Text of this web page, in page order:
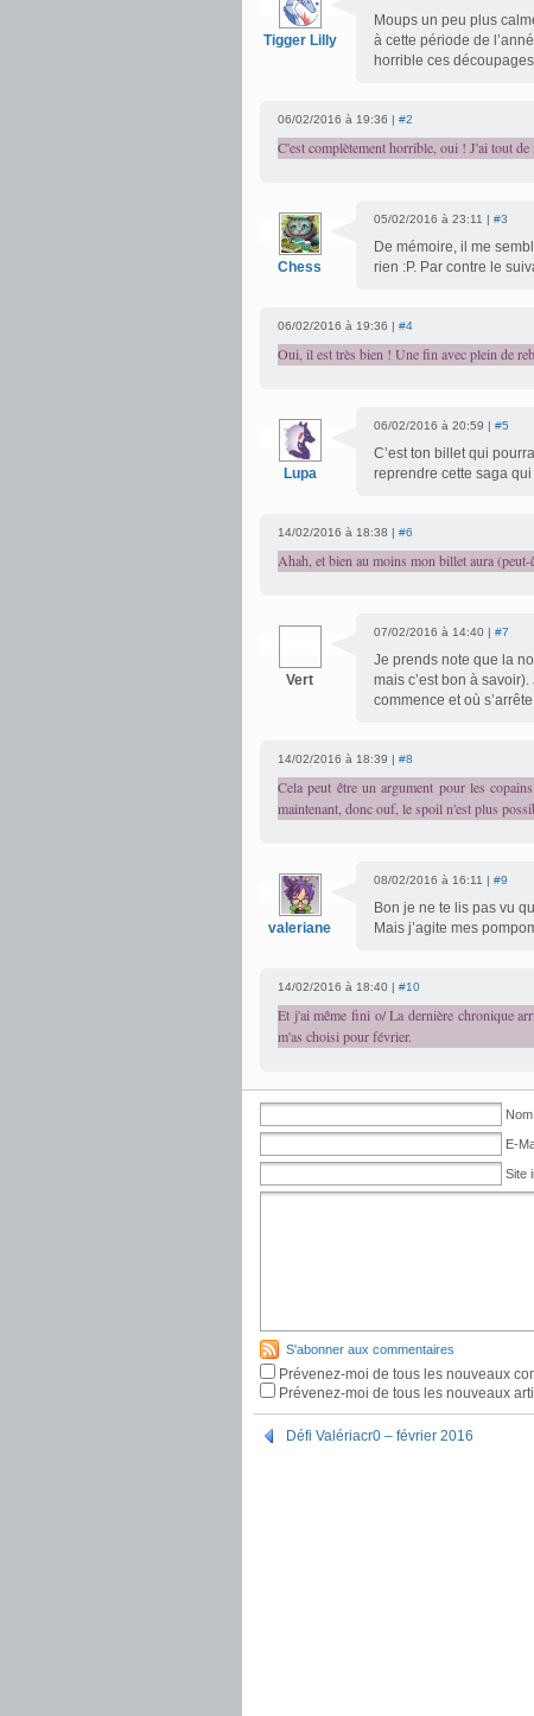
Tigger Lilly
Moups un peu plus
à cette période de
horrible ces
06/02/2016 à 19:36 | #2
C'est complètement horrible, oui ! J'ai tout de
Chess
05/02/2016 à 23:11 | #3
De mémoire, il me
rien :P. Par contre le
06/02/2016 à 19:36 | #4
Oui, il est très bien ! Une fin avec plein de
Lupa
06/02/2016 à 20:59 | #5
C’est ton billet qui
reprendre cette saga
14/02/2016 à 18:38 | #6
Ahah, et bien au moins mon billet aura
Vert
07/02/2016 à 14:40 | #7
Je prends note que la
mais c’est bon à
commence et où
14/02/2016 à 18:39 | #8
Cela peut être un argument pour les
maintenant, donc ouf, le spoil n'est plus
valeriane
08/02/2016 à 16:11 | #9
Bon je ne te lis pas vu
Mais j’agite mes
14/02/2016 à 18:40 | #10
Et j'ai même fini o/ La dernière chronique
m'as choisi pour février.
E-
Site
S'abonner aux commentaires
Prévenez-moi de tous les nouveaux
Prévenez-moi de tous les nouveaux
Défi Valériacr0 – février 2016